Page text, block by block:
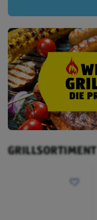
GRILLSORTIMENT